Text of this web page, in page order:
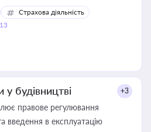
Страхова діяльність
у будівництві +3
правове регулювання
введення в експлуатацію